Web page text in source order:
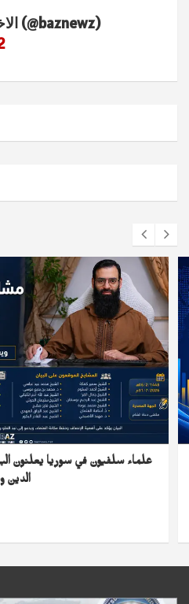
— وكالة BAZ الاخبارية (@baznewz)
علماء سلفيون في سوريا يعلنون
الدين